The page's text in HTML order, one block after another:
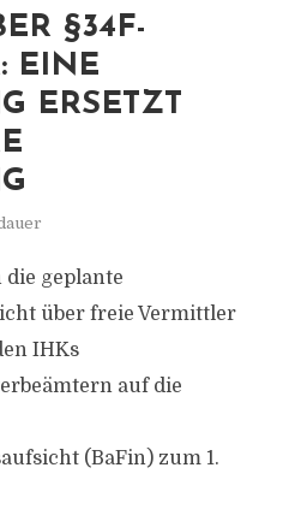
§34F-
EINE
ERSETZT
die geplante
über freie Vermittler
IHKs
auf die
(BaFin) zum 1.